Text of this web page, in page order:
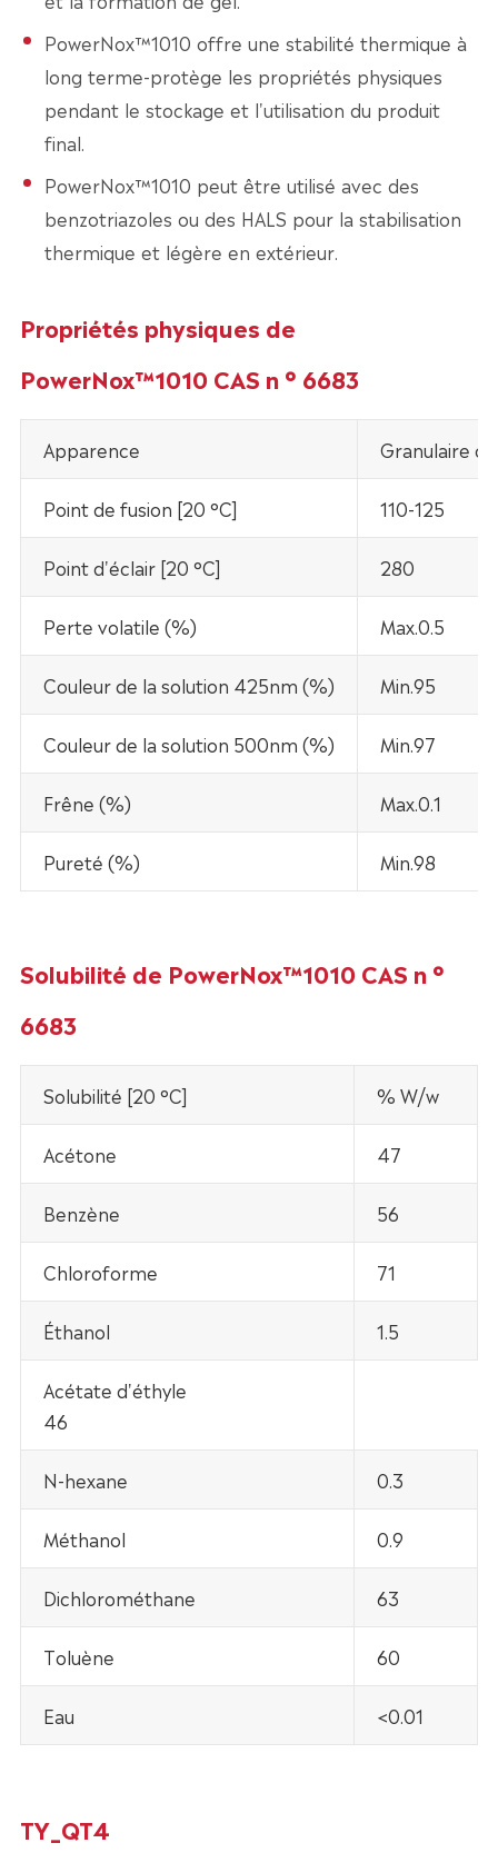
PowerNox™1010 offre une stabilité thermique à
long terme-protège les propriétés physiques
pendant le stockage et l'utilisation du produit
final.
PowerNox™1010 peut être utilisé avec des
benzotriazoles ou des HALS pour la stabilisation
thermique et légère en extérieur.
Propriétés physiques de
PowerNox™1010 CAS n ° 6683
Apparence Granulaire
Point de fusion [20 °C] 110-125
Point d'éclair [20 °C] 280
Perte volatile (%) Max.0.5
Couleur de la solution 425nm (%) Min.95
Couleur de la solution 500nm (%) Min.97
Frêne (%) Max.0.1
Pureté (%) Min.98
Solubilité de PowerNox™1010 CAS n °
6683
Solubilité [20 °C] % W/w
Acétone 47
Benzène 56
Chloroforme 71
Éthanol 1.5
Acétate d'éthyle
46
N-hexane 0.3
Méthanol 0.9
Dichlorométhane 63
Toluène 60
Eau <0.01
TY_QT4